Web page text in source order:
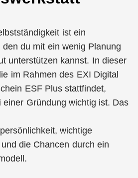
ist ein
du mit ein wenig Planung
unterstützen kannst. In dieser
im Rahmen des EXI Digital
ESF Plus stattfindet,
Gründung wichtig ist. Das
wichtige
die Chancen durch ein